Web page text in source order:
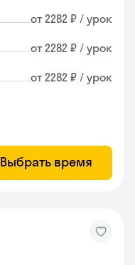
от 2282 ₽ / урок
от 2282 ₽ / урок
от 2282 ₽ / урок
Выбрать время